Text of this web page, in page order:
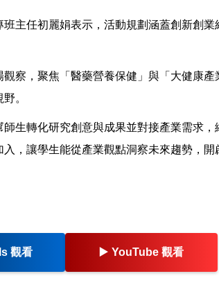
主任初麗娟表示，活動規劃涵蓋創新創
察，聚焦「醫藥營養保健」與「大健康
。
生轉化研究創意與成果並對接產業需求
，讓學生能從產業觀點洞察未來趨勢，開
觀看 ▶️ YouTube 觀看